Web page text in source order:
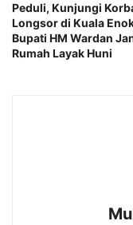
Peduli, Kunjungi
Longsor di Kuala
Bupati HM Wardan
Rumah Layak Huni